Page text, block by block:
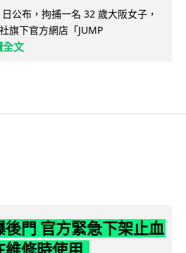
公布，拘捕一名 32 歲大阪女子，
旗下官方網店「JUMP
全文
門 官方緊急下架止血